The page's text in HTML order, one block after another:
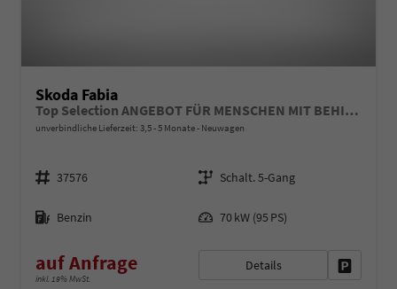
Skoda Fabia
Top Selection ANGEBOT FÜR MENSCHEN MIT BEHINDERUNG AB 50%! 1.0 TSI 95PS, 15" Alu, Climatronic, SunSet, Multifunktions-Lederlenkrad beheizt, Infotainment 8", Smart Link, LED-Scheinwerfer, Nebelscheinwerfer, Parksensoren hinten, Sitzheizung, Tempomat, Fußmatten
unverbindliche Lieferzeit: 3,5 - 5 Monate Neuwagen
Fahrzeugnr.
37576
Getriebe
Schalt. 5-Gang
Kraftstoff
Benzin 70 kW (95 PS)
auf Anfrage
inkl. 19% MwSt.
Details